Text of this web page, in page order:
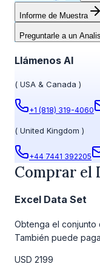
Informe de Muestra
Preguntarle a un
Llámenos Al
( USA & Canada )
+1 (818) 319-4060
( United Kingdom )
+44 7441 392205
Comprar el
Excel Data Set
Obtenga el conjunto
También puede
la tabla de precios a
USD 2199